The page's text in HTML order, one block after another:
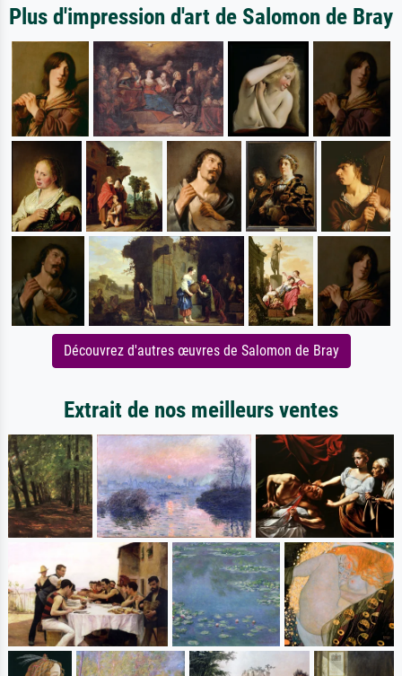
Plus d'impression d'art de Salomon de Bray
Découvrez d'autres œuvres de Salomon de Bray
Extrait de nos meilleurs ventes